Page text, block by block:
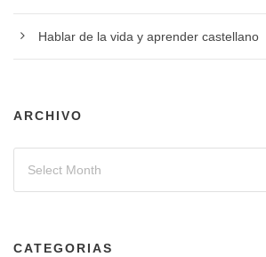
Hablar de la vida y aprender castellano
ARCHIVO
CATEGORIAS